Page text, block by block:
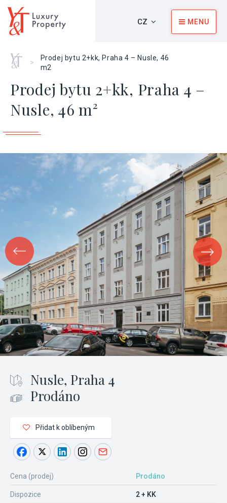
CZ MENU
Home
>
Prodej bytu 2+kk, Praha 4 – Nusle, 46
m2
Prodej bytu 2+kk, Praha 4 –
Nusle, 46 m²
Nusle, Praha 4
Prodáno
Přidat k oblíbeným
Cena (prodej) Prodáno
Dispozice 2 + KK